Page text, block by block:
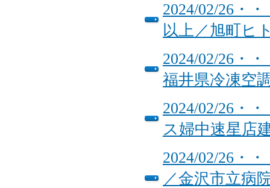
2024/02/26・
以上／旭町ヒ
2024/02/26・
福井県冷凍空
2024/02/26・
ス婦中速星店
2024/02/26・
／金沢市立病